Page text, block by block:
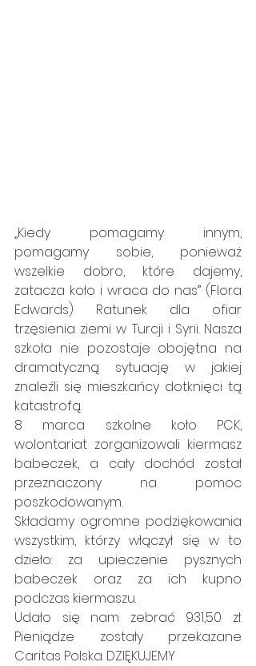
„Kiedy pomagamy innym,
pomagamy sobie, ponieważ
wszelkie dobro, które dajemy,
zatacza koło i wraca do nas” (Flora
Edwards) Ratunek dla ofiar
trzęsienia ziemi w Turcji i Syrii. Nasza
szkoła nie pozostaje obojętna na
dramatyczną sytuację w jakiej
znaleźli się mieszkańcy dotknięci tą
katastrofą.
8 marca szkolne koło PCK,
wolontariat zorganizowali kiermasz
babeczek, a cały dochód został
przeznaczony na pomoc
poszkodowanym.
Składamy ogromne podziękowania
wszystkim, którzy włączył się w to
dzieło: za upieczenie pysznych
babeczek oraz za ich kupno
podczas kiermaszu.
Udało się nam zebrać 931,50 zł.
Pieniądze zostały przekazane
Caritas Polska. DZIĘKUJEMY